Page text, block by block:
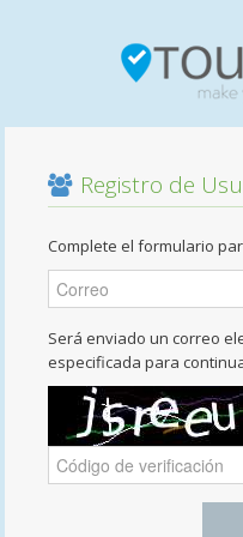
Registro de
Complete el formulario
Será enviado un correo
especificada para